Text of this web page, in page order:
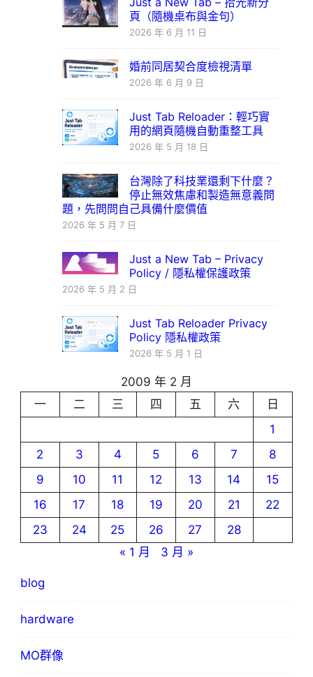
頁（隨機桌布與金句）
2026 年 6 月 11 日
婚前同居契合度檢視清單
2026 年 6 月 9 日
Just Tab Reloader：輕巧實
用的網頁隨機自動重整工具
2026 年 5 月 18 日
台灣除了科技業還剩下什麼？
停止無效焦慮和製造無意義問
題，先問問自己具備什麼價值
2026 年 5 月 7 日
Just a New Tab – Privacy
Policy / 隱私權保護政策
2026 年 5 月 2 日
Just Tab Reloader Privacy
Policy 隱私權政策
2026 年 5 月 1 日
2009 年 2 月
一
二 三 四 五 六
日
1
2
3 4 5 6 7
8
9
10 11 12 13 14
15
16
17 18 19 20 21
22
23
24 25 26 27
28
« 1 月
3 月 »
blog
hardware
MO群像